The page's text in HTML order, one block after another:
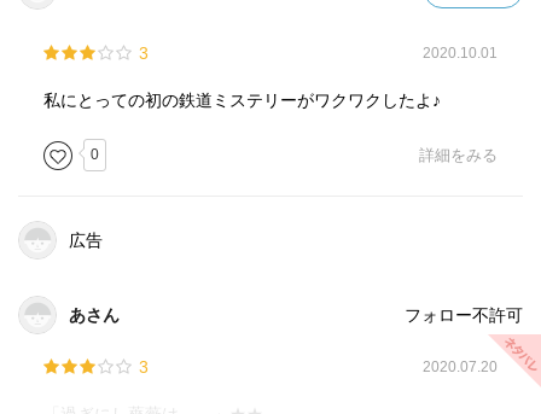
翌日、事件発覚。
都市伝説と同じ。
取りに戻ったとしょうきた女が、メッセージ描いて偽装？
メッセージによって、犯行時刻を偽装。
犯人、戻った人物とドーナツ屋で待ち合わせしていた人
実際の犯行時刻はうしろだったなのはなるほど。
⑥縊心伝心
3 2020.10.01
私にとっての初の鉄道ミステリーがワクワクしたよ♪
0 詳細をみる
広告
あさん フォロー不許可
3 2020.07.20